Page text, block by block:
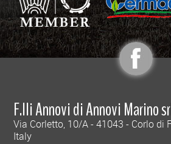
esigenza conoscitiva in materia "Privacy" e per
normativa.
F.lli Annovi di Annovi Marino
Via Corletto, 10/A - 41043 - Corlo di
Italy